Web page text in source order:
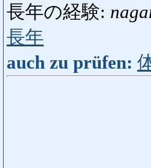
長年の経験:
長年
auch zu prüfen: